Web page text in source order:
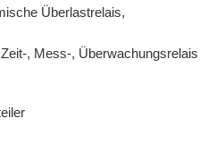
Überlastrelais,
, Mess-, Überwachungsrelais